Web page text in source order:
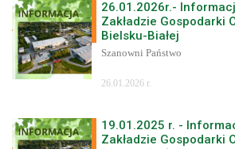
26.01.2026r.-
Zakładzie Gospodarki
Bielsku-Białej
Szanowni Państwo
26.01.2026 r.
19.01.2025 r. -
Zakładzie Gospodarki